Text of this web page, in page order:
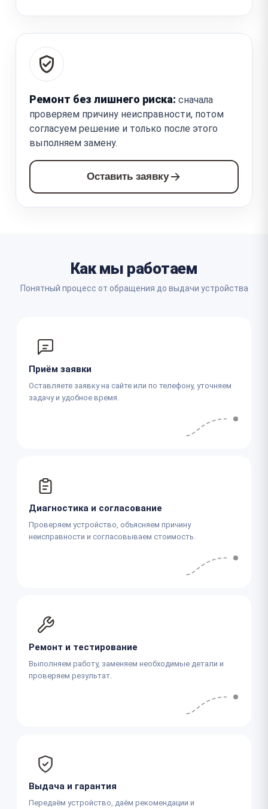
Ремонт без лишнего риска: сначала
проверяем причину неисправности, потом
согласуем решение и только после этого
выполняем замену.
Оставить заявку
Как мы работаем
Понятный процесс от обращения до выдачи устройства
Приём заявки
Оставляете заявку на сайте или по телефону, уточняем
задачу и удобное время.
Диагностика и согласование
Проверяем устройство, объясняем причину
неисправности и согласовываем стоимость.
Ремонт и тестирование
Выполняем работу, заменяем необходимые детали и
проверяем результат.
Выдача и гарантия
Передаём устройство, даём рекомендации и